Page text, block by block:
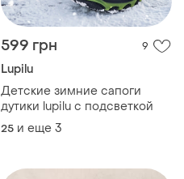
599 грн 9
Lupilu
Детские зимние сапоги
дутики lupilu с подсветкой
25 и еще 3